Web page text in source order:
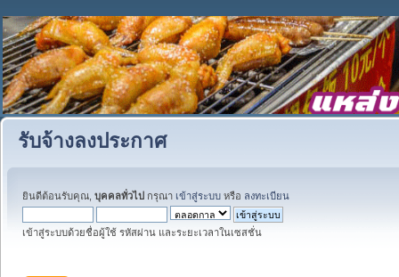
รับจ้างลงประกาศ
ยินดีต้อนรับคุณ, บุคคลทั่วไป กรุณา เข้าสู่ระบบ หรือ ลงทะเบียน
เข้าสู่ระบบด้วยชื่อผู้ใช้ รหัสผ่าน และระยะเวลาในเซสชั่น